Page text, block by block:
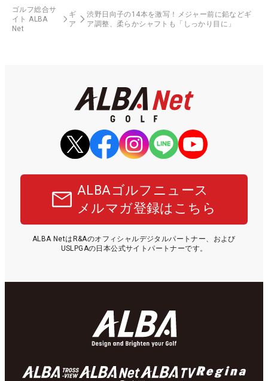
ゴルフ総合サ
イト ALBA
Net
ギ
ア
渋野日向子の14本を激写！メジャー前に鉛などギ
ア調整、柔らかシャフトも「しっかり目に」
ALBAゴルフニュース
メルマガ登録はこちら
ALBA NetはR&Aのオフィシャルデジタルパートナー、および
USLPGAの日本公式サイトパートナーです。